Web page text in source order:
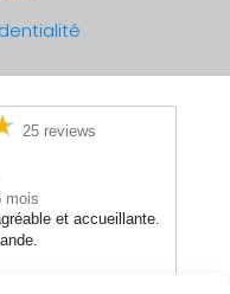
25 reviews
mois
et accueillante.